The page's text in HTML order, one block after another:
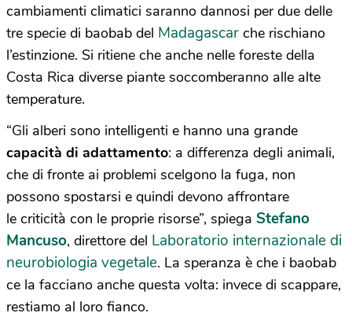
cambiamenti climatici saranno dannosi per due delle
tre specie di baobab del Madagascar che rischiano
l’estinzione. Si ritiene che anche nelle foreste della
Costa Rica diverse piante soccomberanno alle alte
temperature.
“Gli alberi sono intelligenti e hanno una grande
capacità di adattamento: a differenza degli animali,
che di fronte ai problemi scelgono la fuga, non
possono spostarsi e quindi devono affrontare
le criticità con le proprie risorse”, spiega Stefano
Mancuso, direttore del Laboratorio internazionale di
neurobiologia vegetale. La speranza è che i baobab
ce la facciano anche questa volta: invece di scappare,
restiamo al loro fianco.